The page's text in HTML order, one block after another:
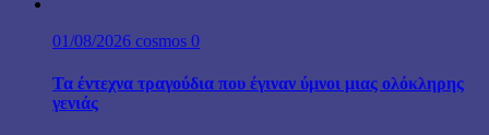
01/08/2026 cosmos 0
Τα έντεχνα τραγούδια που έγιναν ύμνοι μιας ολόκληρης
γενιάς